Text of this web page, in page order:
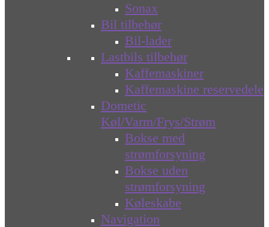
Sonax
Bil tilbehør
Bil-lader
Lastbils tilbehør
Kaffemaskiner
Kaffemaskine reservedele
Dometic
Køl/Varm/Frys/Strøm
Bokse med
strømforsyning
Bokse uden
strømforsyning
Køleskabe
Navigation